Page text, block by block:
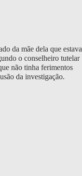
da mãe dela que estava
o conselheiro tutelar
não tinha ferimentos
da investigação.